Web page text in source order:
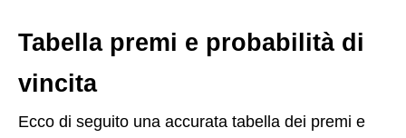
Tabella premi e probabilità di
vincita
Ecco di seguito una accurata tabella dei premi e